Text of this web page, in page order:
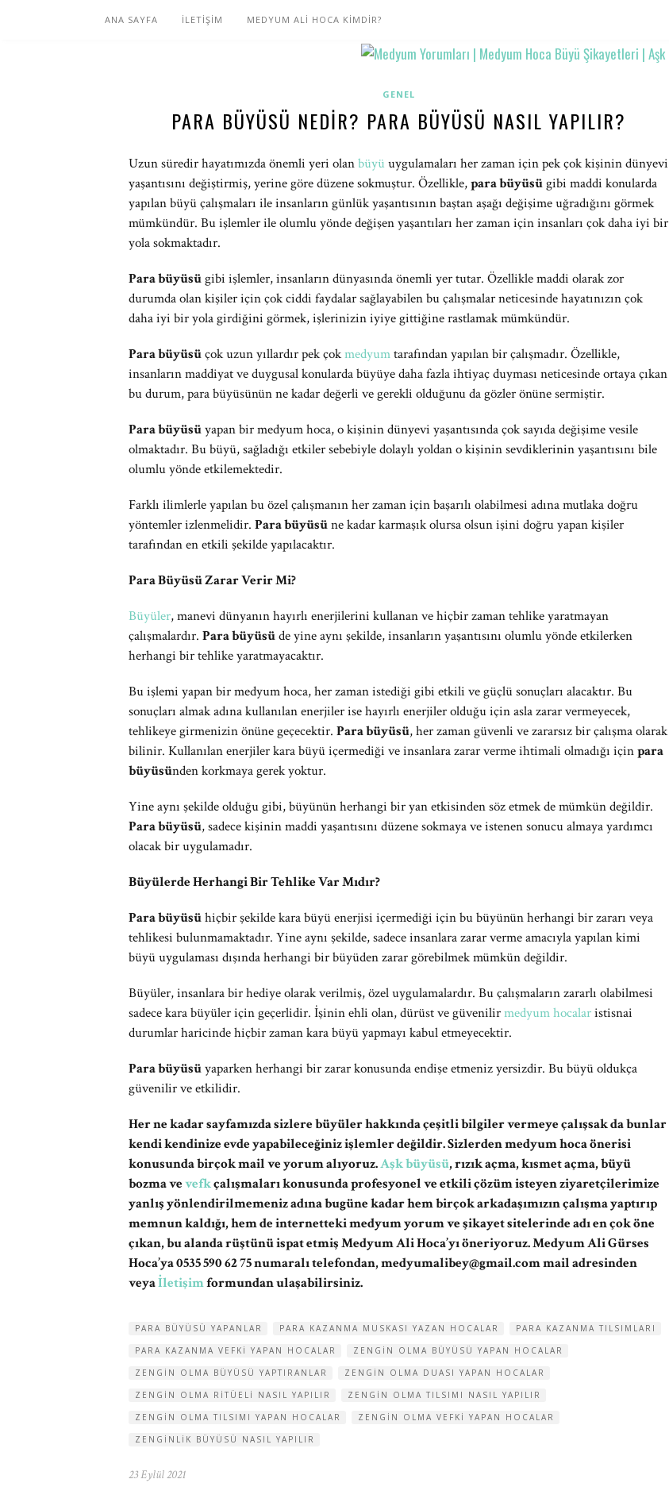
ANA SAYFA İLETİŞİM MEDYUM ALİ HOCA KİMDİR?
GENEL
PARA BÜYÜSÜ NEDIR? PARA BÜYÜSÜ NASIL YAPILIR?
Uzun süredir hayatımızda önemli yeri olanbüyü uygulamaları her zaman için pek çok kişinin dünyevi
yaşantısını değiştirmiş, yerine göre düzene sokmuştur. Özellikle,para büyüsügibi maddi konularda
yapılan büyü çalışmaları ile insanların günlük yaşantısının baştan aşağı değişime uğradığını görmek
mümkündür. Bu işlemler ile olumlu yönde değişen yaşantıları her zaman için insanları çok daha iyi bir
yola sokmaktadır.
Para büyüsügibi işlemler, insanların dünyasında önemli yer tutar. Özellikle maddi olarak zor
durumda olan kişiler için çok ciddi faydalar sağlayabilen bu çalışmalar neticesinde hayatınızın çok
daha iyi bir yola girdiğini görmek, işlerinizin iyiye gittiğine rastlamak mümkündür.
Para büyüsüçok uzun yıllardır pek çokmedyumtarafından yapılan bir çalışmadır. Özellikle,
insanların maddiyat ve duygusal konularda büyüye daha fazla ihtiyaç duyması neticesinde ortaya çıkan
bu durum, para büyüsünün ne kadar değerli ve gerekli olduğunu da gözler önüne sermiştir.
Para büyüsüyapan bir medyum hoca, o kişinin dünyevi yaşantısında çok sayıda değişime vesile
olmaktadır. Bu büyü, sağladığı etkiler sebebiyle dolaylı yoldan o kişinin sevdiklerinin yaşantısını bile
olumlu yönde etkilemektedir.
Farklı ilimlerle yapılan bu özel çalışmanın her zaman için başarılı olabilmesi adına mutlaka doğru
yöntemler izlenmelidir. Para büyüsüne kadar karmaşık olursa olsun işini doğru yapan kişiler
tarafından en etkili şekilde yapılacaktır.
Para Büyüsü Zarar Verir Mi?
Büyüler, manevi dünyanın hayırlı enerjilerini kullanan ve hiçbir zaman tehlike yaratmayan
çalışmalardır. Para büyüsüde yine aynı şekilde, insanların yaşantısını olumlu yönde etkilerken
herhangi bir tehlike yaratmayacaktır.
Bu işlemi yapan bir medyum hoca, her zaman istediği gibi etkili ve güçlü sonuçları alacaktır. Bu
sonuçları almak adına kullanılan enerjiler ise hayırlı enerjiler olduğu için asla zarar vermeyecek,
tehlikeye girmenizin önüne geçecektir. Para büyüsü, her zaman güvenli ve zararsız bir çalışma olarak
bilinir. Kullanılan enerjiler kara büyü içermediği ve insanlara zarar verme ihtimali olmadığı içinpara
büyüsünden korkmaya gerek yoktur.
Yine aynı şekilde olduğu gibi, büyünün herhangi bir yan etkisinden söz etmek de mümkün değildir.
Para büyüsü, sadece kişinin maddi yaşantısını düzene sokmaya ve istenen sonucu almaya yardımcı
olacak bir uygulamadır.
Büyülerde Herhangi Bir Tehlike Var Mıdır?
Para büyüsühiçbir şekilde kara büyü enerjisi içermediği için bu büyünün herhangi bir zararı veya
tehlikesi bulunmamaktadır. Yine aynı şekilde, sadece insanlara zarar verme amacıyla yapılan kimi
büyü uygulaması dışında herhangi bir büyüden zarar görebilmek mümkün değildir.
Büyüler, insanlara bir hediye olarak verilmiş, özel uygulamalardır. Bu çalışmaların zararlı olabilmesi
sadece kara büyüler için geçerlidir. İşinin ehli olan, dürüst ve güvenilirmedyum hocalaristisnai
durumlar haricinde hiçbir zaman kara büyü yapmayı kabul etmeyecektir.
Para büyüsüyaparken herhangi bir zarar konusunda endişe etmeniz yersizdir. Bu büyü oldukça
güvenilir ve etkilidir.
Her ne kadar sayfamızda sizlere büyüler hakkında çeşitli bilgiler vermeye çalışsak da bunlar
kendi kendinize evde yapabileceğiniz işlemler değildir. Sizlerden medyum hoca önerisi
konusunda birçok mail ve yorum alıyoruz.Aşk büyüsü, rızık açma, kısmet açma, büyü
bozma vevefkçalışmaları konusunda profesyonel ve etkili çözüm isteyen ziyaretçilerimize
yanlış yönlendirilmemeniz adına bugüne kadar hem birçok arkadaşımızın çalışma yaptırıp
memnun kaldığı, hem de internetteki medyum yorum ve şikayet sitelerinde adı en çok öne
çıkan, bu alanda rüştünü ispat etmiş Medyum Ali Hoca’yı öneriyoruz. Medyum Ali Gürses
Hoca’ya 0535 590 62 75 numaralı telefondan,medyumalibey@gmail.commail adresinden
veyaİletişimformundan ulaşabilirsiniz.
PARA BÜYÜSÜ YAPANLAR PARA KAZANMA MUSKASI YAZAN HOCALAR
PARA KAZANMA TILSIMLARI
PARA KAZANMA VEFKI YAPAN HOCALAR
ZENGIN OLMA BÜYÜSÜ YAPAN HOCALAR
ZENGIN OLMA BÜYÜSÜ YAPTIRANLAR
ZENGIN OLMA DUASI YAPAN HOCALAR
ZENGIN OLMA RITÜELI NASIL YAPILIR
ZENGIN OLMA TILSIMI NASIL YAPILIR
ZENGIN OLMA TILSIMI YAPAN HOCALAR
ZENGIN OLMA VEFKI YAPAN HOCALAR
ZENGINLIK BÜYÜSÜ NASIL YAPILIR
23 Eylül 2021